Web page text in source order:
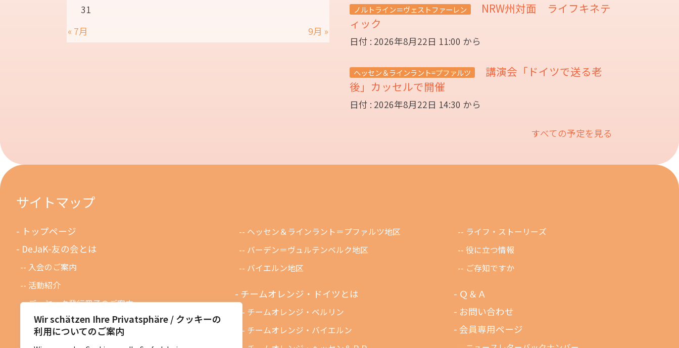
Wir schätzen Ihre Privatsphäre / クッキーの
利用についてのご案内
31
« 7月
9月 »
ノルトライン＝ヴェストファーレン
NRW州対面 ライフキネテ
ィック
日付 : 2026年8月22日 11:00 から
ヘッセン＆ラインラント=プファルツ
講演会「ドイツで送る老
後」カッセルで開催
日付 : 2026年8月22日 14:30 から
すべての予定を見る
サイトマップ
トップページ
DeJaK-友の会とは
入会のご案内
活動紹介
デーヤック発行冊子のご案内
DeJaK友の会設立１０周年記念
ヘッセン＆ラインラント＝プファルツ地区
バーデン＝ヴュルテンベルク地区
バイエルン地区
チームオレンジ・ドイツとは
チームオレンジ・ベルリン
チームオレンジ・バイエルン
ライフ・ストーリーズ
役に立つ情報
ご存知ですか
Ｑ＆Ａ
お問い合わせ
会員専用ページ